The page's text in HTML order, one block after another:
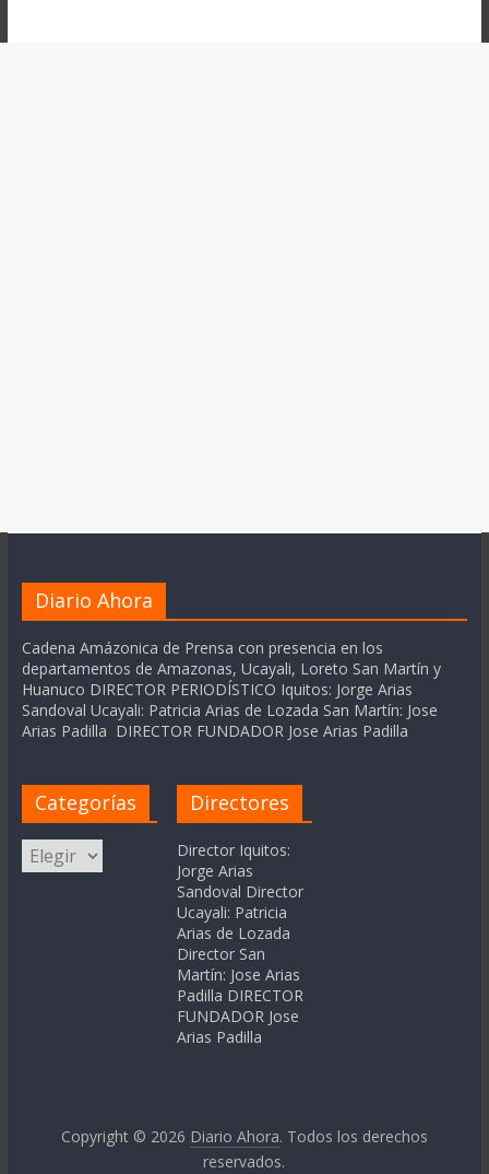
Diario Ahora
Cadena Amázonica de Prensa con presencia en los
departamentos de Amazonas, Ucayali, Loreto San Martín y
Huanuco DIRECTOR PERIODÍSTICO Iquitos: Jorge Arias
Sandoval Ucayali: Patricia Arias de Lozada San Martín: Jose
Arias Padilla DIRECTOR FUNDADOR Jose Arias Padilla
Categorías
Categorías
Directores
Director Iquitos:
Jorge Arias
Sandoval Director
Ucayali: Patricia
Arias de Lozada
Director San
Martín: Jose Arias
Padilla DIRECTOR
FUNDADOR Jose
Arias Padilla
Copyright © 2026 Diario Ahora. Todos los derechos
reservados.